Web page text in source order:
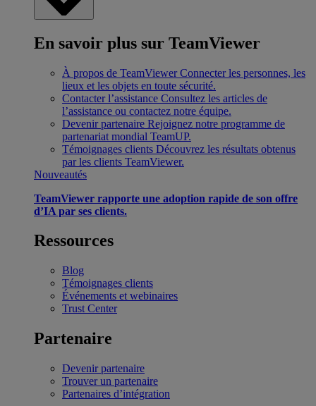
En savoir plus sur TeamViewer
À propos de TeamViewer Connecter les personnes, les
lieux et les objets en toute sécurité.
Contacter l’assistance Consultez les articles de
l’assistance ou contactez notre équipe.
Devenir partenaire Rejoignez notre programme de
partenariat mondial TeamUP.
Témoignages clients Découvrez les résultats obtenus
par les clients TeamViewer.
Nouveautés
TeamViewer rapporte une adoption rapide de son offre
d’IA par ses clients.
Ressources
Blog
Témoignages clients
Événements et webinaires
Trust Center
Partenaire
Devenir partenaire
Trouver un partenaire
Partenaires d’intégration